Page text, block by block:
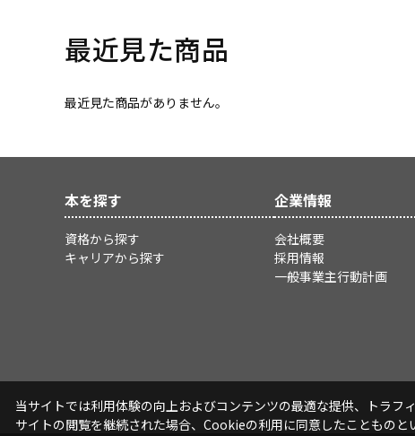
最近見た商品
最近見た商品がありません。
本を探す
資格から探す
キャリアから探す
企業情報
会社概要
採用情報
一般事業主行動計画
当サイトでは利用体験の向上およびコンテンツの最適な提供、トラフ
サイトの閲覧を継続された場合、Cookieの利用に同意したことものと